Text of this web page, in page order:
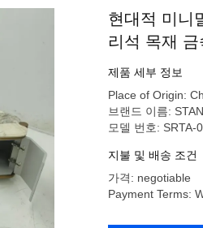
현대적 미니
리석 목재
제품 세부 정보
Place of Origin:
브랜드 이름:
모델 번호: SRTA-
지불 및 배송 조건
가격: negotiable
Payment Terms: